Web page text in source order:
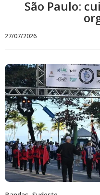
São Paulo:
27/07/2026